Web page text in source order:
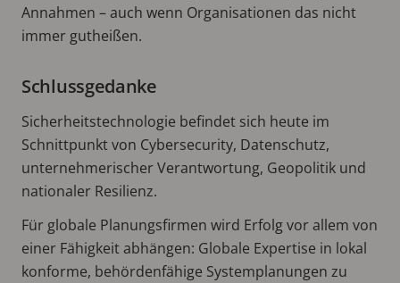
Annahmen – auch wenn Organisationen das nicht
immer gutheißen.
Schlussgedanke
Sicherheitstechnologie befindet sich heute im
Schnittpunkt von Cybersecurity, Datenschutz,
unternehmerischer Verantwortung, Geopolitik und
nationaler Resilienz.
Für globale Planungsfirmen wird Erfolg vor allem von
einer Fähigkeit abhängen: Globale Expertise in lokal
konforme, behördenfähige Systemplanungen zu